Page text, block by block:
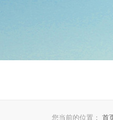
您当前的位置： 首